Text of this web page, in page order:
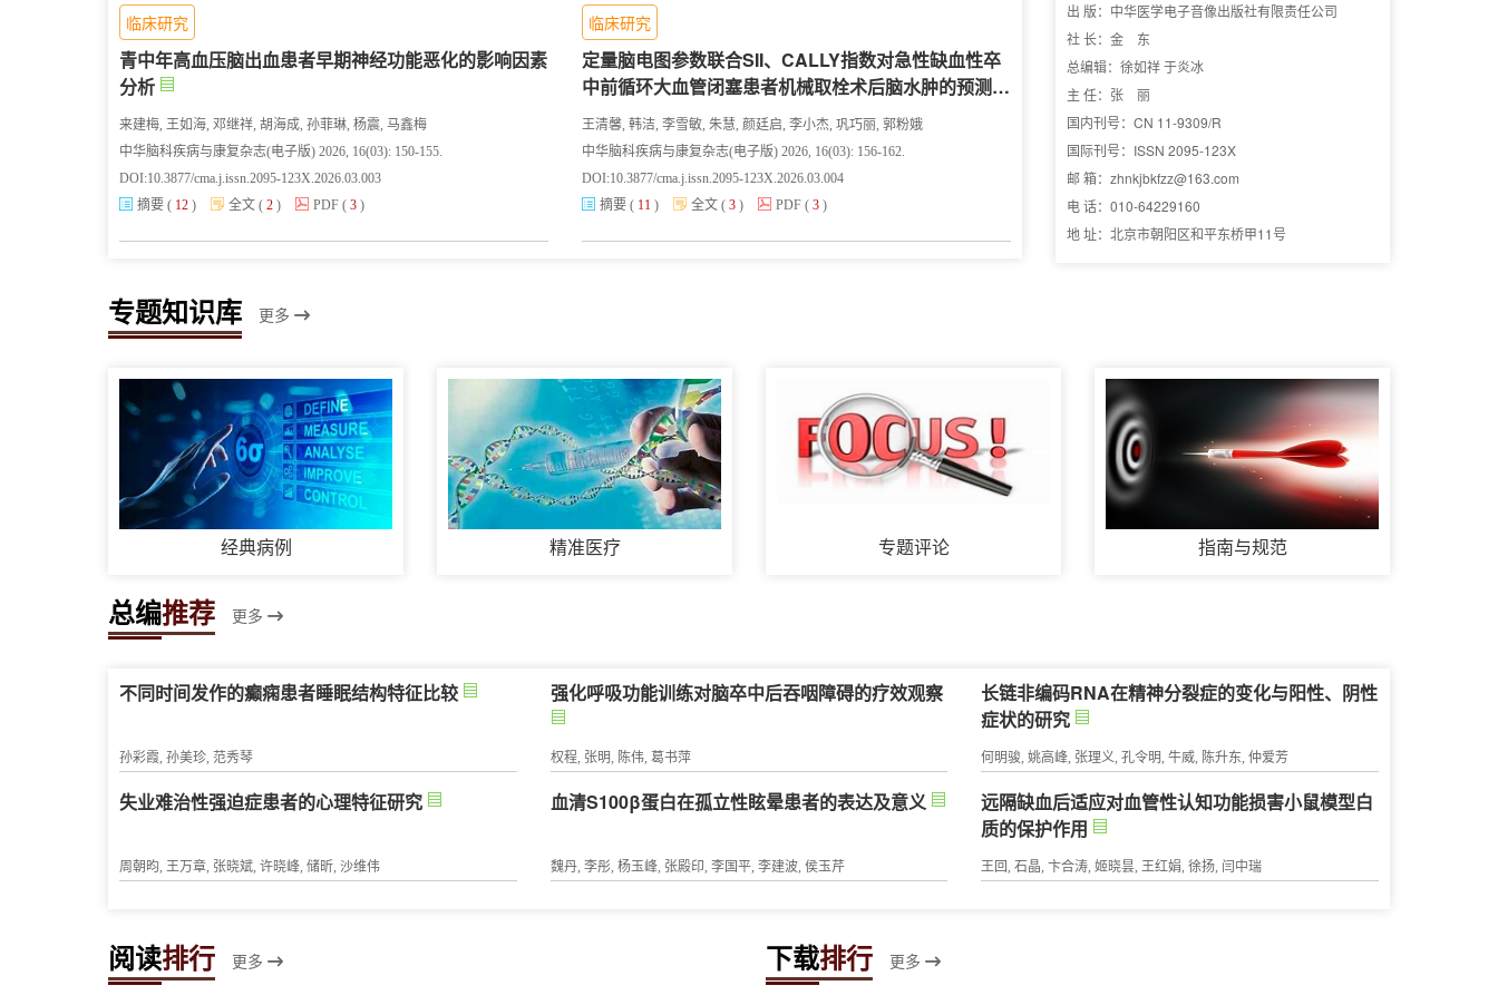
临床研究
青中年高血压脑出血患者早期神经功能恶化的影响因素
分析
来建梅, 王如海, 邓继祥, 胡海成, 孙菲琳, 杨震, 马鑫梅
中华脑科疾病与康复杂志(电子版) 2026, 16(03): 150-155.
DOI:10.3877/cma.j.issn.2095-123X.2026.03.003
摘要 ( 12 ) 全文 ( 2 ) PDF ( 3 )
临床研究
定量脑电图参数联合SII、CALLY指数对急性缺血性卒
中前循环大血管闭塞患者机械取栓术后脑水肿的预测价
值
王清馨, 韩洁, 李雪敏, 朱慧, 颜廷启, 李小杰, 巩巧丽, 郭粉娥
中华脑科疾病与康复杂志(电子版) 2026, 16(03): 156-162.
DOI:10.3877/cma.j.issn.2095-123X.2026.03.004
摘要 ( 11 ) 全文 ( 3 ) PDF ( 3 )
出 版：中华医学电子音像出版社有限责任公司
社 长：金 东
总编辑：徐如祥 于炎冰
主 任：张 丽
国内刊号：CN 11-9309/R
国际刊号：ISSN 2095-123X
邮 箱：zhnkjbkfzz@163.com
电 话：010-64229160
地 址：北京市朝阳区和平东桥甲11号
专题知识库 更多
经典病例 精准医疗 专题评论 指南与规范
总编推荐 更多
不同时间发作的癫痫患者睡眠结构特征比较
孙彩霞, 孙美珍, 范秀琴
强化呼吸功能训练对脑卒中后吞咽障碍的疗效观察
权程, 张明, 陈伟, 葛书萍
长链非编码RNA在精神分裂症的变化与阳性、阴性
症状的研究
何明骏, 姚高峰, 张理义, 孔令明, 牛威, 陈升东, 仲爱芳
失业难治性强迫症患者的心理特征研究
周朝昀, 王万章, 张晓斌, 许晓峰, 储昕, 沙维伟
血清S100β蛋白在孤立性眩晕患者的表达及意义
魏丹, 李彤, 杨玉峰, 张殿印, 李国平, 李建波, 侯玉芹
远隔缺血后适应对血管性认知功能损害小鼠模型白
质的保护作用
王回, 石晶, 卞合涛, 姬晓昙, 王红娟, 徐扬, 闫中瑞
阅读排行 更多 下载排行 更多